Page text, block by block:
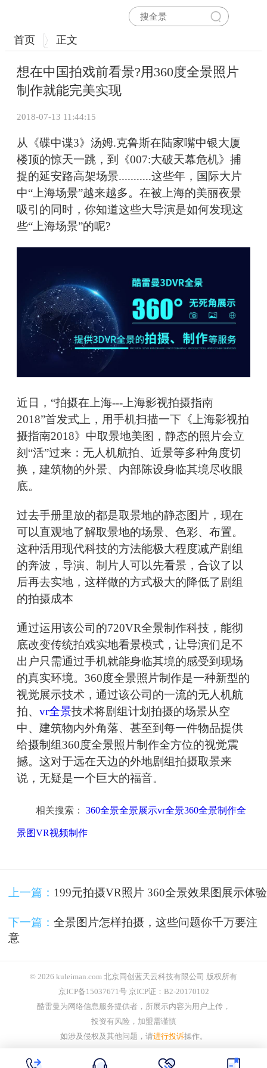
首页 正文
想在中国拍戏前看景?用360度全景照片
制作就能完美实现
2018-07-13 11:44:15
从《碟中谍3》汤姆.克鲁斯在陆家嘴中银大厦
楼顶的惊天一跳，到《007:大破天幕危机》捕
捉的延安路高架场景...........这些年，国际大片
中“上海场景”越来越多。在被上海的美丽夜景
吸引的同时，你知道这些大导演是如何发现这
些“上海场景”的呢?
近日，“拍摄在上海---上海影视拍摄指南
2018”首发式上，用手机扫描一下《上海影视拍
摄指南2018》中取景地美图，静态的照片会立
刻“活”过来：无人机航拍、近景等多种角度切
换，建筑物的外景、内部陈设身临其境尽收眼
底。
过去手册里放的都是取景地的静态图片，现在
可以直观地了解取景地的场景、色彩、布置。
这种活用现代科技的方法能极大程度减产剧组
的奔波，导演、制片人可以先看景，合议了以
后再去实地，这样做的方式极大的降低了剧组
的拍摄成本
通过运用该公司的720VR全景制作科技，能彻
底改变传统拍戏实地看景模式，让导演们足不
出户只需通过手机就能身临其境的感受到现场
的真实环境。360度全景照片制作是一种新型的
视觉展示技术，通过该公司的一流的无人机航
拍、 vr全景技术将剧组计划拍摄的场景从空
中、建筑物内外角落、甚至到每一件物品提供
给摄制组360度全景照片制作全方位的视觉震
撼。这对于远在天边的外地剧组拍摄取景来
说，无疑是一个巨大的福音。
相关搜索： 360全景全景展示vr全景360全景制作全
景图VR视频制作
上一篇： 199元拍摄VR照片 360全景效果图展示体验
下一篇： 全景图片怎样拍摄，这些问题你千万要注
意
© 2026 kuleiman.com 北京同创蓝天云科技有限公司 版权所有
京ICP备15037671号 京ICP证：B2-20170102
酷雷曼为网络信息服务提供者，所展示内容为用户上传，
投资有风险，加盟需谨慎
如涉及侵权及其他问题，请进行投诉操作。